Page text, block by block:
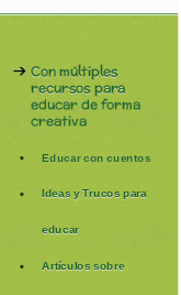
Con múltiples
recursos para
educar de forma
creativa
Educar con cuentos
Ideas y Trucos para
educar
Artículos sobre